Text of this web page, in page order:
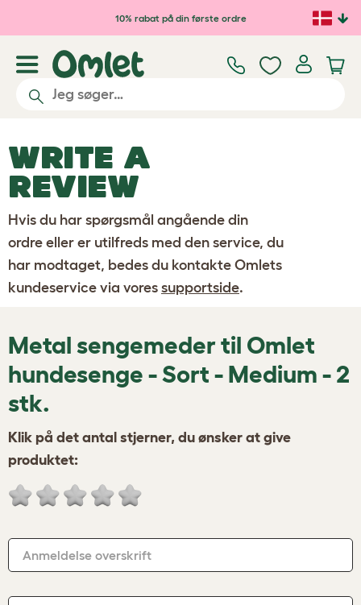
Gå til hovedindhold10% rabat på din første ordre
WRITE A
REVIEW
Hvis du har spørgsmål angående din
ordre eller er utilfreds med den service, du
har modtaget, bedes du kontakte Omlets
kundeservice via vores supportside.
Metal sengemeder til Omlet
hundesenge - Sort - Medium - 2
stk.
Klik på det antal stjerner, du ønsker at give
produktet:
Anmeldelse overskrift